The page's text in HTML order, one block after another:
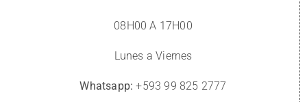
08H00 A 17H00
Lunes a Viernes
Whatsapp: +593 99 825 2777